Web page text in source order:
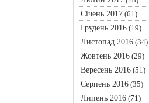
Січень 2017(61)
Грудень 2016(19)
Листопад 2016(34)
Жовтень 2016(29)
Вересень 2016(51)
Серпень 2016(35)
Липень 2016(71)